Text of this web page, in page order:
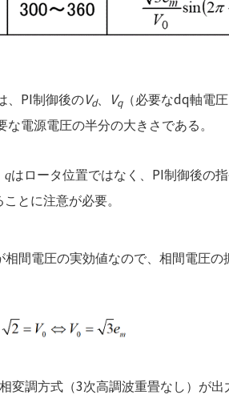
、 PI制御後のVd、 Vq（必要なdq軸電
な電源電圧の半分の大きさである。
qはロータ位置ではなく、 PI制御後の
ことに注意が必要。
相間電圧の実効値なので、相間電圧の
相変調方式（3次高調波重畳なし）が